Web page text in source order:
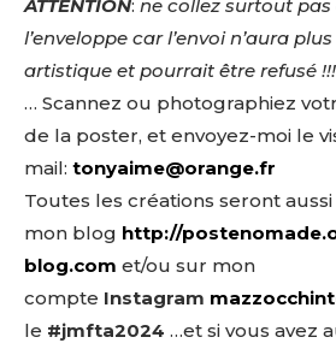
ATTENTION: ne collez surtout
l’enveloppe car l’envoi n’aura
artistique et pourrait être refusé !!!
… Scannez ou photographiez
de la poster, et envoyez-moi le
mail: tonyaime@orange.fr
Toutes les créations seront
mon blog http://
blog.com et/ou sur mon
compte Instagram
le #jmfta2024 …et si vous avez